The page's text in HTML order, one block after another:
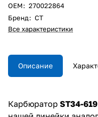
ОЕM: 270022864
Бренд: СТ
Все характеристики
Описание
Карбюратор ST34-